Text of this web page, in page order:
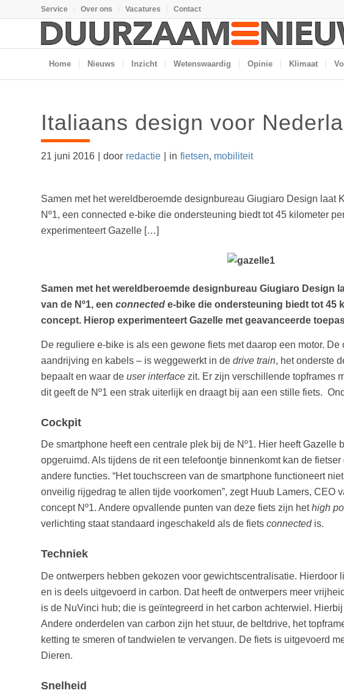
Service Over ons Vacatures Contact
Home Nieuws Inzicht Wetenswaardig Opinie Klimaat
Italiaans design voor
21 juni 2016 door redactie in fietsen, mobiliteit
Samen met het wereldberoemde designbureau Giugiaro Design
Nº1, een connected e-bike die ondersteuning biedt tot 45 kilometer
experimenteert Gazelle […]
Samen met het wereldberoemde designbureau Giugiaro Design
van de Nº1, een connected e-bike die ondersteuning biedt tot 45
concept. Hierop experimenteert Gazelle met geavanceerde
De reguliere e-bike is als een gewone fiets met daarop een motor.
aandrijving en kabels – is weggewerkt in de drive train, het onderste
bepaalt en waar de user interface zit. Er zijn verschillende topframes
dit geeft de Nº1 een strak uiterlijk en draagt bij aan een stille fiets.
Cockpit
De smartphone heeft een centrale plek bij de Nº1. Hier heeft
opgeruimd. Als tijdens de rit een telefoontje binnenkomt kan de
andere functies. “Het touchscreen van de smartphone functioneert
onveilig rijgedrag te allen tijde voorkomen”, zegt Huub Lamers,
concept Nº1. Andere opvallende punten van deze fiets zijn hethigh
verlichting staat standaard ingeschakeld als de fiets connectedis.
Techniek
De ontwerpers hebben gekozen voor gewichtscentralisatie.
en is deels uitgevoerd in carbon. Dat heeft de ontwerpers meer
is de NuVinci hub; die is geïntegreerd in het carbon achterwiel.
Andere onderdelen van carbon zijn het stuur, de beltdrive, het
ketting te smeren of tandwielen te vervangen. De fiets is uitgevoerd
Dieren.
Snelheid